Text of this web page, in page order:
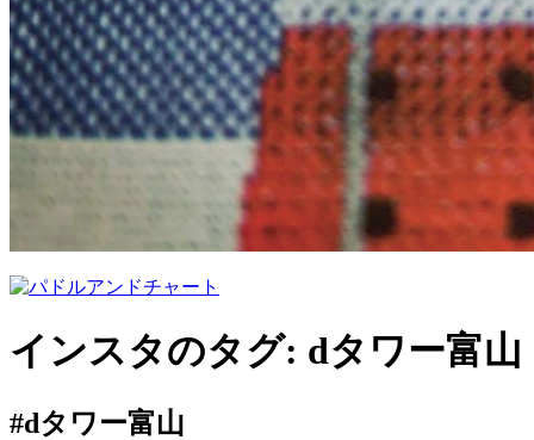
インスタのタグ: dタワー富山
#dタワー富山